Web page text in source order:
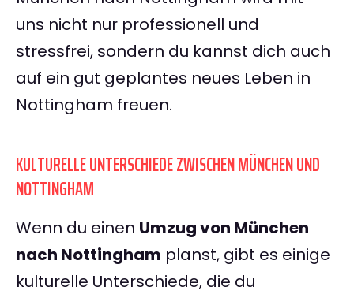
uns nicht nur professionell und
stressfrei, sondern du kannst dich auch
auf ein gut geplantes neues Leben in
Nottingham freuen.
KULTURELLE UNTERSCHIEDE ZWISCHEN MÜNCHEN UND
NOTTINGHAM
Wenn du einen Umzug von München
nach Nottingham planst, gibt es einige
kulturelle Unterschiede, die du